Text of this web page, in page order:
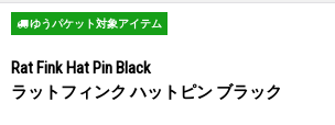
ゆうパケット対象アイテム
Rat Fink Hat Pin Black
ラットフィンク ハットピン ブラック